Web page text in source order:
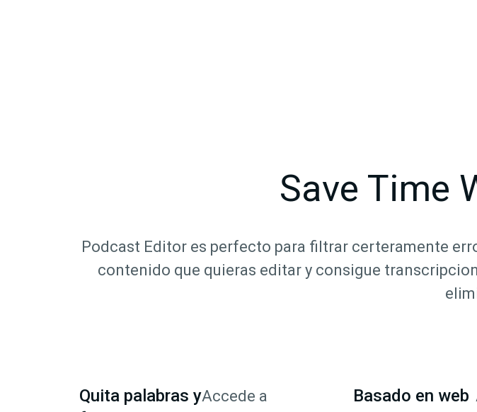
Save Time
Podcast Editor es perfecto para filtrar certeramente
contenido que quieras editar y consigue
Quita palabras yAccede a
Basado en web